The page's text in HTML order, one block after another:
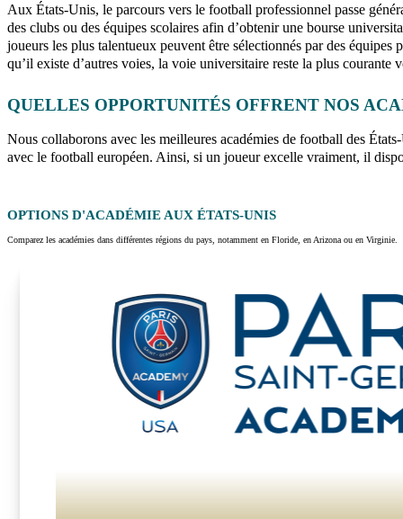
Aux États-Unis, le parcours vers le football professionnel passe
des clubs ou des équipes scolaires afin d’obtenir une bourse
joueurs les plus talentueux peuvent être sélectionnés par des
qu’il existe d’autres voies, la voie universitaire reste la plus courante
QUELLES OPPORTUNITÉS OFFRENT NOS
Nous collaborons avec les meilleures académies de football des
avec le football européen. Ainsi, si un joueur excelle vraiment, il
OPTIONS D'ACADÉMIE AUX ÉTATS-UNIS
Comparez les académies dans différentes régions du pays, notamment en Floride, en Arizona ou en Virginie